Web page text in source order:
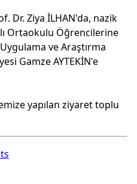
Dr. Ziya İLHAN'da, nazik
Ortaokulu Öğrencilerine
Uygulama ve Araştırma
Gamze AYTEKİN'e
yapılan ziyaret toplu